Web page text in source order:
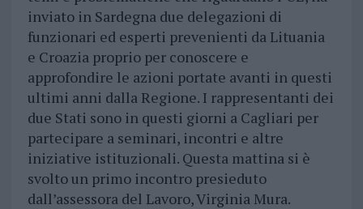
inviato in Sardegna due delegazioni di
funzionari ed esperti prevenienti da Lituania
e Croazia proprio per conoscere e
approfondire le azioni portate avanti in questi
ultimi anni dalla Regione. I rappresentanti dei
due Stati sono in questi giorni a Cagliari per
partecipare a seminari, incontri e altre
iniziative istituzionali. Questa mattina si è
svolto un primo incontro presieduto
dall’assessora del Lavoro, Virginia Mura.